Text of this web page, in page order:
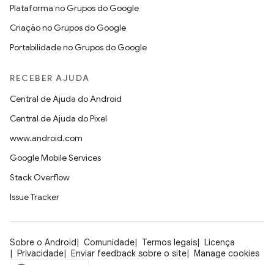
Plataforma no Grupos do Google
Criação no Grupos do Google
Portabilidade no Grupos do Google
RECEBER AJUDA
Central de Ajuda do Android
Central de Ajuda do Pixel
www.android.com
Google Mobile Services
Stack Overflow
Issue Tracker
Sobre o Android Comunidade Termos legais
Licença
Privacidade
Enviar feedback sobre o site Manage cookies